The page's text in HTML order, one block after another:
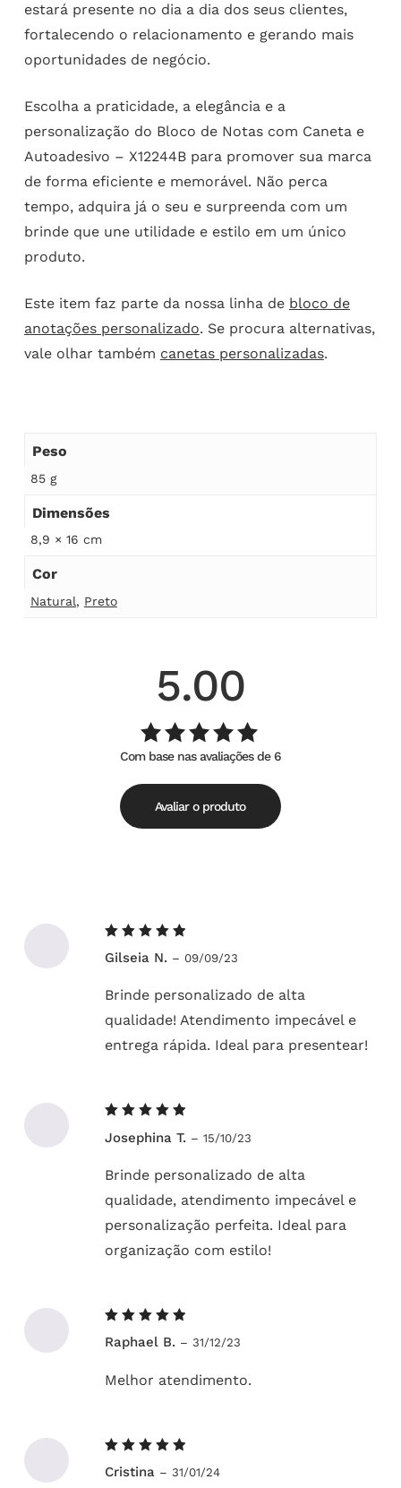
estará presente no dia a dia dos seus clientes,
fortalecendo o relacionamento e gerando mais
oportunidades de negócio.
Escolha a praticidade, a elegância e a
personalização do Bloco de Notas com Caneta e
Autoadesivo – X12244B para promover sua marca
de forma eficiente e memorável. Não perca
tempo, adquira já o seu e surpreenda com um
brinde que une utilidade e estilo em um único
produto.
Este item faz parte da nossa linha de bloco de
anotações personalizado. Se procura alternativas,
vale olhar também canetas personalizadas.
Peso
85 g
Dimensões
8,9 × 16 cm
Cor
Natural, Preto
5.00
Avaliação
5.00de
5
Com base nas avaliações de 6
Avaliar o produto
5de 5
Gilseia N. – 09/09/23
Brinde personalizado de alta
qualidade! Atendimento impecável e
entrega rápida. Ideal para presentear!
5de 5
Josephina T. – 15/10/23
Brinde personalizado de alta
qualidade, atendimento impecável e
personalização perfeita. Ideal para
organização com estilo!
5de 5
Raphael B. – 31/12/23
Melhor atendimento.
5de 5
Cristina – 31/01/24